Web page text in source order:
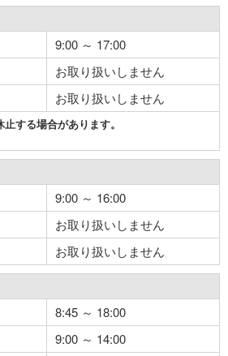
9:00 ～ 17:00
お取り扱いしません
お取り扱いしません
する場合があります。
9:00 ～ 16:00
お取り扱いしません
お取り扱いしません
8:45 ～ 18:00
9:00 ～ 14:00